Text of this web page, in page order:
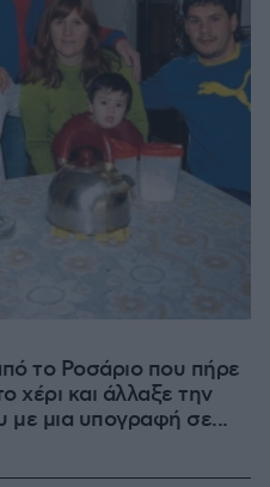
το Ροσάριο που πήρε
χέρι και άλλαξε την
με μια υπογραφή σε...